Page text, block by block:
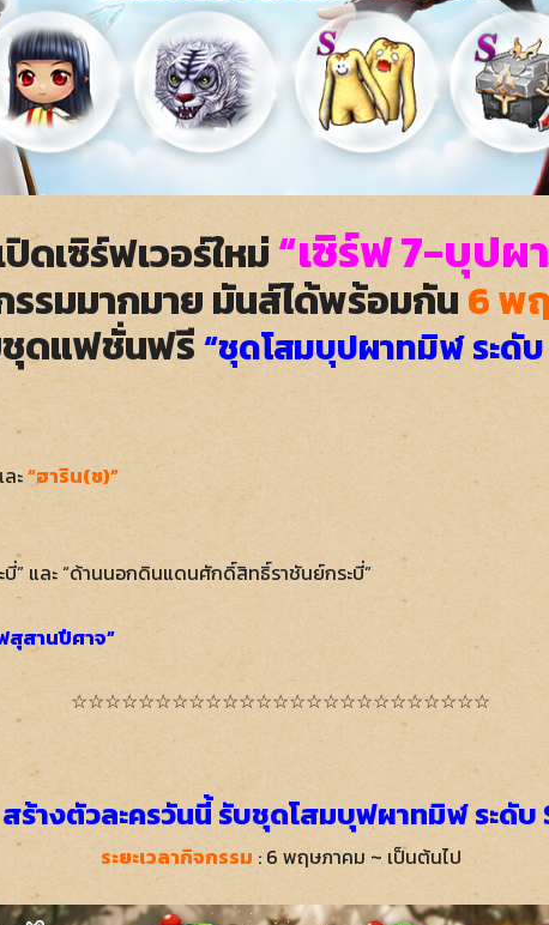
ดเซิร์ฟเวอร์ใหม่“เซิร์ฟ 7-บุปผ
รมมากมาย มันส์ได้พร้อมกัน6 พ
ดแฟชั่นฟรี“ชุดโสมบุปผาทมิฬ ระดับ
ะ“ฮาริน(ช)”
และ “ด้านนอกดินแดนศักดิ์สิทธิ์ราชันย์กระบี่”
สุสานปีศาจ”
☆☆☆☆☆☆☆☆☆☆☆☆☆☆☆☆☆☆☆☆☆☆☆☆☆
สร้างตัวละครวันนี้ รับชุดโสมบุฟผาทมิฬ ระดับ
ระยะเวลากิจกรรม : 6 พฤษภาคม ~ เป็นต้นไป